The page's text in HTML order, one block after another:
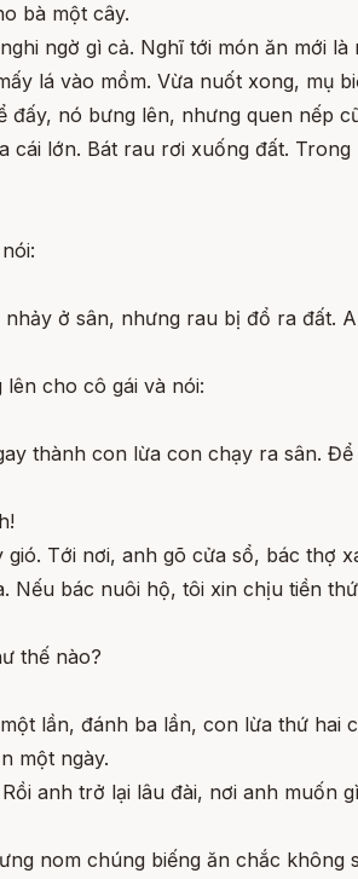
bà một cây.
ngờ gì cả. Nghĩ tới món ăn mới
lá vào mồm. Vừa nuốt xong, mụ
nó bưng lên, nhưng quen nếp
lớn. Bát rau rơi xuống đất.
ở sân, nhưng rau bị đổ ra đất.
cho cô gái và nói:
thành con lừa con chạy ra sân.
Tới nơi, anh gõ cửa sổ, bác thợ
Nếu bác nuôi hộ, tôi xin chịu tiền
thế nào?
lần, đánh ba lần, con lừa thứ
một ngày.
anh trở lại lâu đài, nơi anh
nom chúng biếng ăn chắc không